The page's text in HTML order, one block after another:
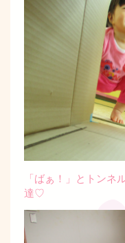
「ばぁ！」とトンネ
達♡